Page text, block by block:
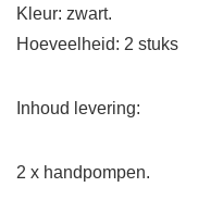
Kleur: zwart.
Hoeveelheid: 2 stuks
Inhoud levering:
2 x handpompen.